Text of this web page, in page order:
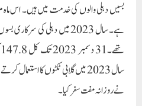
نے روزانہ مفت سفر کیا۔